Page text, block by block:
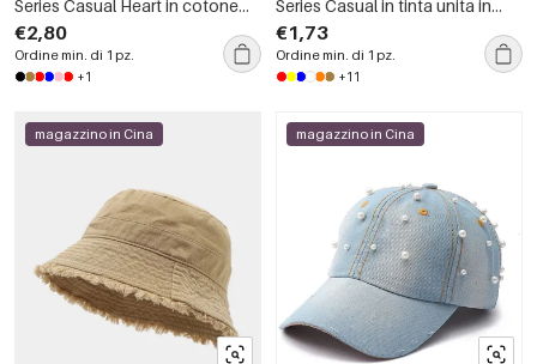
Series Casual Heart in cotone
tinta unita
€2,80
Ordine min. di 1 pz.
+1
Series Casual in tinta unita in
poliestere
€1,73
Ordine min. di 1 pz.
+11
magazzino in Cina magazzino in Cina